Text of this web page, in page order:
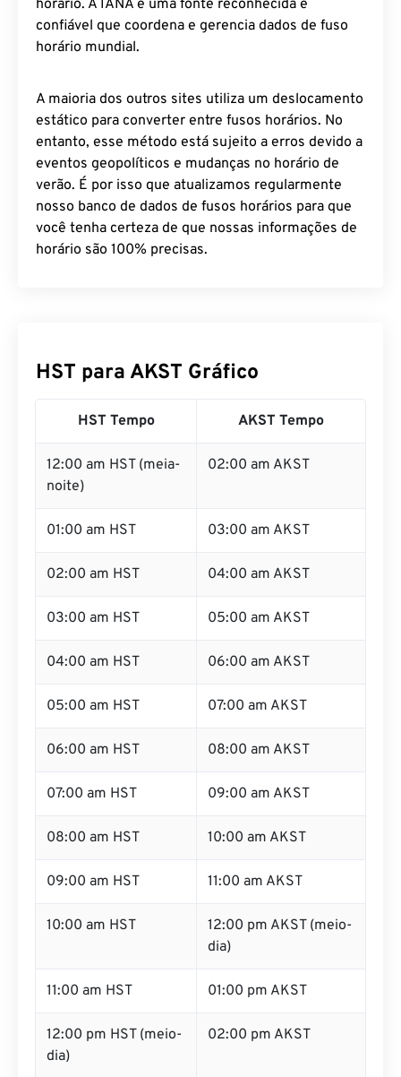
horário. A IANA é uma fonte reconhecida e
confiável que coordena e gerencia dados de fuso
horário mundial.
A maioria dos outros sites utiliza um deslocamento
estático para converter entre fusos horários. No
entanto, esse método está sujeito a erros devido a
eventos geopolíticos e mudanças no horário de
verão. É por isso que atualizamos regularmente
nosso banco de dados de fusos horários para que
você tenha certeza de que nossas informações de
horário são 100% precisas.
HST para AKST Gráfico
HST Tempo AKST Tempo
12:00 am HST (meia-
noite)
02:00 am AKST
01:00 am HST 03:00 am AKST
02:00 am HST 04:00 am AKST
03:00 am HST 05:00 am AKST
04:00 am HST 06:00 am AKST
05:00 am HST 07:00 am AKST
06:00 am HST 08:00 am AKST
07:00 am HST 09:00 am AKST
08:00 am HST 10:00 am AKST
09:00 am HST 11:00 am AKST
10:00 am HST
12:00 pm AKST (meio-
dia)
11:00 am HST 01:00 pm AKST
12:00 pm HST (meio-
dia)
02:00 pm AKST